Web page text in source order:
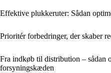
Effektive plukkeruter: Sådan
Prioritér forbedringer, der skaber
Fra indkøb til distribution – sådan
forsyningskæden